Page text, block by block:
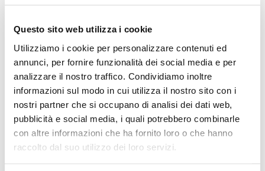
Questo sito web utilizza i cookie
Utilizziamo i cookie per personalizzare contenuti ed
annunci, per fornire funzionalità dei social media e per
analizzare il nostro traffico. Condividiamo inoltre
informazioni sul modo in cui utilizza il nostro sito con i
nostri partner che si occupano di analisi dei dati web,
pubblicità e social media, i quali potrebbero combinarle
con altre informazioni che ha fornito loro o che hanno
raccolto dal suo utilizzo dei loro servizi.
Trade X ME aveva la necessità di tagliare in fogli la
dispositivi elettronici come tablet, pc,
smartphone ed altro ancora.
I tagli della pellicola hanno dimensioni diverse a seconda
delle commesse del cliente. La PPF è una pellicola
adesiva poliuretanica ultra-trasparente, altamente
elastica e facilmente adattabile anche sulle superfici
curve.